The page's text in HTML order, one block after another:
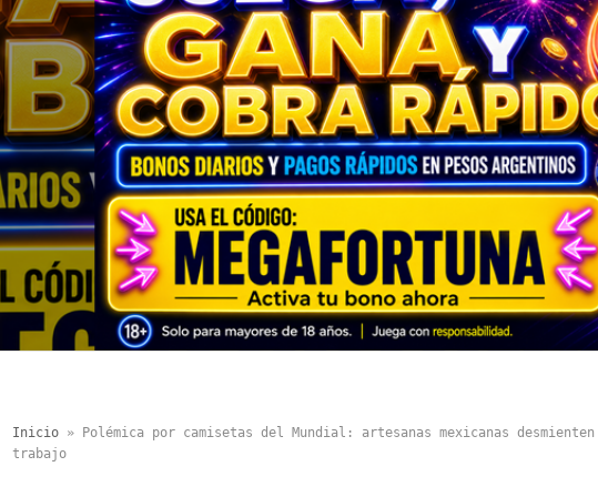
Inicio»
Polémica por camisetas del Mundial: artesanas mexicanas
trabajo